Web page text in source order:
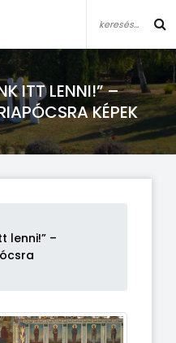
ITT LENNI!” –
KÉPEK
lenni!” –